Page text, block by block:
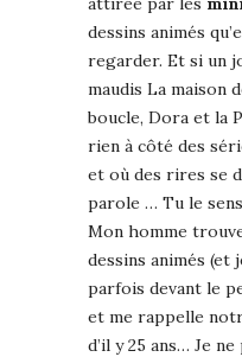
dessins animés
regarder. Et si un
maudis La maison
boucle, Dora et la
rien à côté des
et où des rires se
parole … Tu le
Mon homme
dessins animés (et
parfois devant le
et me rappelle
d’il y 25 ans… Je